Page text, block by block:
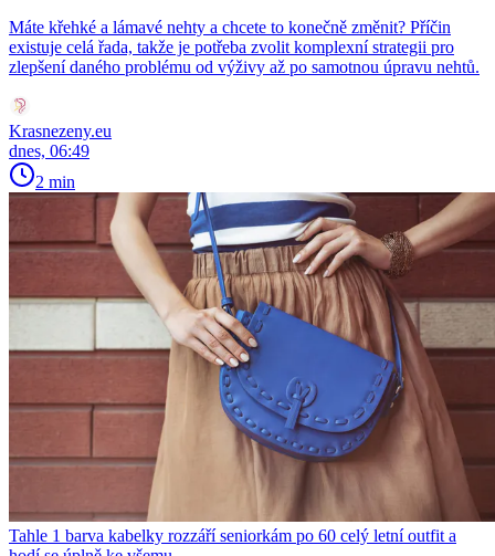
Máte křehké a lámavé nehty a chcete to konečně změnit? Příčin
existuje celá řada, takže je potřeba zvolit komplexní strategii pro
zlepšení daného problému od výživy až po samotnou úpravu nehtů.
Krasnezeny.eu
dnes, 06:49
2 min
Tahle 1 barva kabelky rozzáří seniorkám po 60 celý letní outfit a